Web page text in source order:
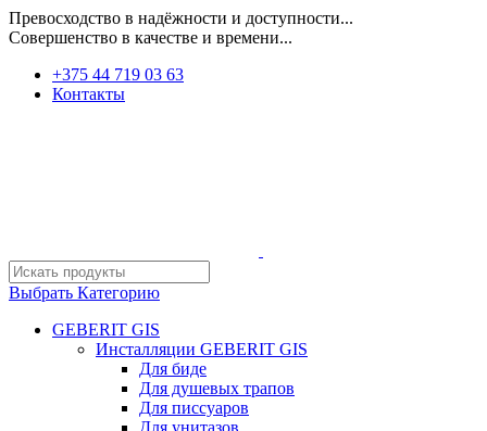
Превосходство в надёжности и доступности...
Совершенство в качестве и времени...
+375 44 719 03 63
Контакты
Выбрать Категорию
GEBERIT GIS
Инсталляции GEBERIT GIS
Для биде
Для душевых трапов
Для писсуаров
Для унитазов